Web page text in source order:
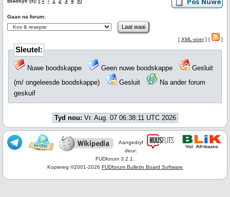
Gaan na forum:
[ XML-voer] [ ]
Sleutel:
Nuwe boodskappe Geen nuwe boodskappe
Gesluit
(m/ ongeleesde boodskappe)
Gesluit
Na ander forum
geskuif
Tyd nou: Vr. Aug. 07 06:38:11 UTC 2026
Aangedryf
deur:
FUDforum 3.2.1.
Kopiereg ©2001-2026 FUDforum Bulletin Board Software